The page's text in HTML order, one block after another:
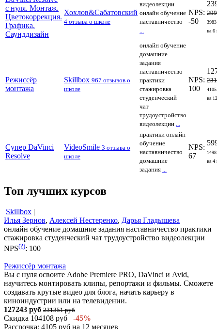
с нуля. Монтаж.
Цветокоррекция.
Графика.
Саунддизайн
Хохлов&Сабатовский
4 отзыва о школе
видеолекции
онлайн обучение
наставничество
...
NPS:
-50
на 6
Режиссёр
монтажа
Skillbox 967 отзывов о
школе
онлайн обучение
домашние
задания
наставничество
практики
стажировка
студенческий
чат
трудоустройство
видеолекции ...
NPS:
100
на
Супер DaVinci
Resolve
VideoSmile 3 отзыва о
школе
практики онлайн
обучение
наставничество
домашние
задания ...
NPS:
67
на 4
Топ лучших курсов
Skillbox |
Илья Зернов, Алексей Нестеренко, Дарья Гладышева
онлайн обучение домашние задания наставничество практики
стажировка студенческий чат трудоустройство видеолекции
NPS(?): 100
Режиссёр монтажа
Вы с нуля освоите Adobe Premiere PRO, DaVinci и Avid,
научитесь монтировать клипы, репортажи и фильмы. Сможете
создавать крутые видео для блога, начать карьеру в
киноиндустрии или на телевидении.
127243 руб 231351 руб
Скидка 104108 руб -45%
Рассрочка: 4105 руб на 12 месяцев